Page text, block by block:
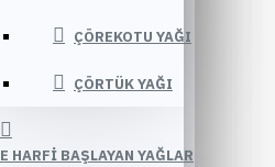
ÇÖREKOTU YAĞI
ÇÖRTÜK YAĞI
E HARFI BAŞLAYAN YAĞLAR